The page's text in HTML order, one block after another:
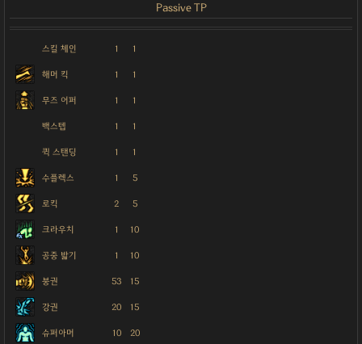
Passive TP
스킬 체인 1 1
해머 킥 1 1
무즈 어퍼 1 1
백스텝 1 1
퀵 스탠딩 1 1
수플렉스 1 5
로킥 2 5
크라우치 1 10
공중 밟기 1 10
붕권 53 15
강권 20 15
슈퍼아머 10 20